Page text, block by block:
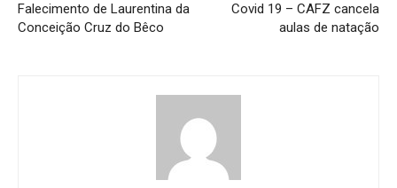
Falecimento de Laurentina da
Conceição Cruz do Bêco
Covid 19 – CAFZ cancela
aulas de natação